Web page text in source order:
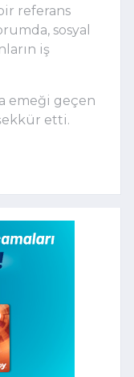
referans
sosyal
iş
emeği geçen
etti.